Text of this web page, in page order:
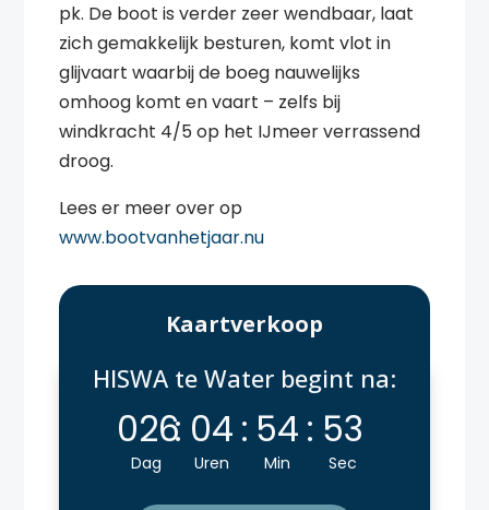
pk. De boot is verder zeer wendbaar, laat
zich gemakkelijk besturen, komt vlot in
glijvaart waarbij de boeg nauwelijks
omhoog komt en vaart – zelfs bij
windkracht 4/5 op het IJmeer verrassend
droog.
Lees er meer over op
www.bootvanhetjaar.nu
Kaartverkoop
HISWA te Water begint na:
026
Dag
: 04
Uren
: 54
Min
: 52
Sec